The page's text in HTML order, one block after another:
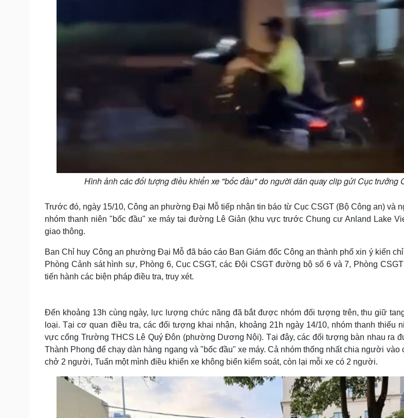
Hình ảnh các đối tượng điều khiển xe "bốc đầu" do người dân quay clip gửi Cục trưởng
Trước đó, ngày 15/10, Công an phường Đại Mỗ tiếp nhận tin báo từ Cục CSGT (Bộ Công an) và
nhóm thanh niên "bốc đầu" xe máy tại đường Lê Giản (khu vực trước Chung cư Anland Lake
giao thông.
Ban Chỉ huy Công an phường Đại Mỗ đã báo cáo Ban Giám đốc Công an thành phố xin ý kiến
Phòng Cảnh sát hình sự, Phòng 6, Cục CSGT, các Đội CSGT đường bộ số 6 và 7, Phòng
tiến hành các biện pháp điều tra, truy xét.
Đến khoảng 13h cùng ngày, lực lượng chức năng đã bắt được nhóm đối tượng trên, thu giữ
loại. Tại cơ quan điều tra, các đối tượng khai nhận, khoảng 21h ngày 14/10, nhóm thanh thiếu
vực cổng Trường THCS Lê Quý Đôn (phường Dương Nội). Tại đây, các đối tượng bàn nhau ra
Thành Phong để chạy dàn hàng ngang và "bốc đầu" xe máy. Cả nhóm thống nhất chia người vào
chở 2 người, Tuấn một mình điều khiển xe không biển kiểm soát, còn lại mỗi xe có 2 người.